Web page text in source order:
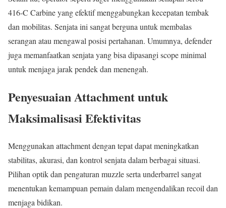
416-C Carbine yang efektif menggabungkan kecepatan tembak
dan mobilitas. Senjata ini sangat berguna untuk membalas
serangan atau mengawal posisi pertahanan. Umumnya, defender
juga memanfaatkan senjata yang bisa dipasangi scope minimal
untuk menjaga jarak pendek dan menengah.
Penyesuaian Attachment untuk
Maksimalisasi Efektivitas
Menggunakan attachment dengan tepat dapat meningkatkan
stabilitas, akurasi, dan kontrol senjata dalam berbagai situasi.
Pilihan optik dan pengaturan muzzle serta underbarrel sangat
menentukan kemampuan pemain dalam mengendalikan recoil dan
menjaga bidikan.